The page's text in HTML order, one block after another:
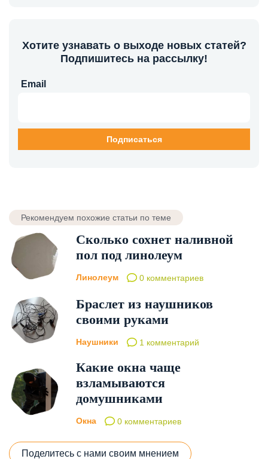
Хотите узнавать о выходе новых статей?
Подпишитесь на рассылку!
Email
Рекомендуем похожие статьи по теме
Сколько сохнет наливной
пол под линолеум
Линолеум 0 комментариев
Браслет из наушников
своими руками
Наушники 1 комментарий
Какие окна чаще
взламываются
домушниками
Окна 0 комментариев
Поделитесь с нами своим мнением